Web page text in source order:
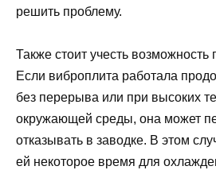
решить проблему.
Также стоит учесть возможность
Если виброплита работала
без перерыва или при высоких
окружающей среды, она может
отказывать в заводке. В этом
ей некоторое время для